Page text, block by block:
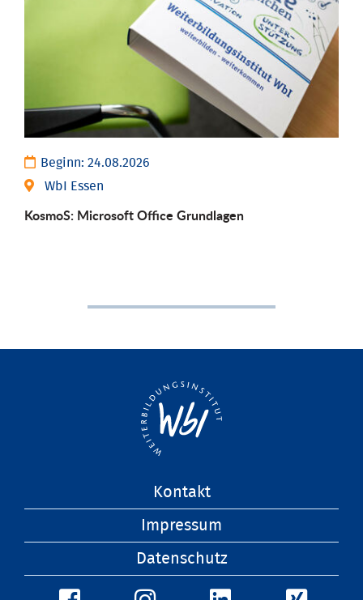
Beginn: 24.08.2026
WbI Essen
KosmoS: Microsoft Office Grund­lagen
Kontakt
Impressum
Datenschutz